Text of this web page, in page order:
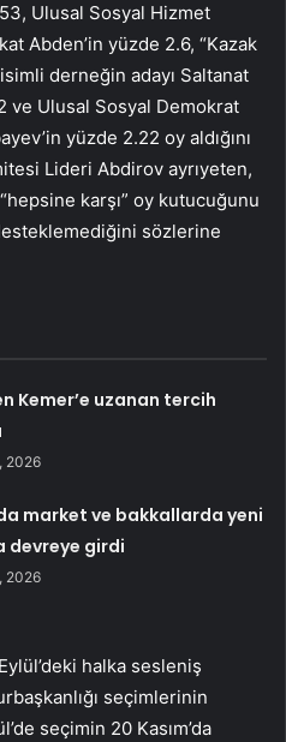
Ulusal Sosyal Hizmet
Abden’in yüzde 2.6, “Kazak
derneğin adayı Saltanat
ve Ulusal Sosyal Demokrat
yüzde 2.22 oy aldığını
Lideri Abdirov ayrıyeten,
karşı” oy kutucuğunu
sözlerine
Kemer’e uzanan tercih
2026
market ve bakkallarda yeni
devreye girdi
2026
halka sesleniş
seçimlerinin
seçimin 20 Kasım’da